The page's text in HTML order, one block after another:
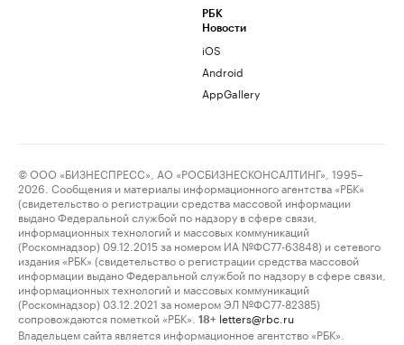
РБК
Новости
iOS
Android
AppGallery
© ООО «БИЗНЕСПРЕСС», АО «РОСБИЗНЕСКОНСАЛТИНГ», 1995–
2026. Сообщения и материалы информационного агентства «РБК»
(свидетельство о регистрации средства массовой информации
выдано Федеральной службой по надзору в сфере связи,
информационных технологий и массовых коммуникаций
(Роскомнадзор) 09.12.2015 за номером ИА №ФС77-63848) и сетевого
издания «РБК» (свидетельство о регистрации средства массовой
информации выдано Федеральной службой по надзору в сфере связи,
информационных технологий и массовых коммуникаций
(Роскомнадзор) 03.12.2021 за номером ЭЛ №ФС77-82385)
сопровождаются пометкой «РБК».
18+ letters@rbc.ru
Владельцем сайта является информационное агентство «РБК».